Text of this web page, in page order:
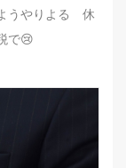
うやりよる 休
で😢